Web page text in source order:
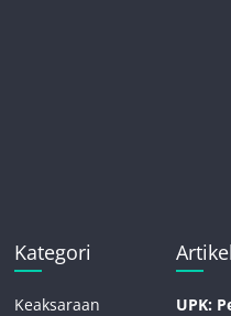
Kategori
Keaksaraan
UPK: